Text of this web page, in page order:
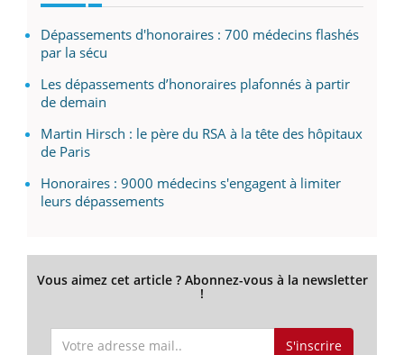
Dépassements d'honoraires : 700 médecins flashés
par la sécu
Les dépassements d’honoraires plafonnés à partir
de demain
Martin Hirsch : le père du RSA à la tête des hôpitaux
de Paris
Honoraires : 9000 médecins s'engagent à limiter
leurs dépassements
Vous aimez cet article ? Abonnez-vous à la newsletter
!
S'inscrire